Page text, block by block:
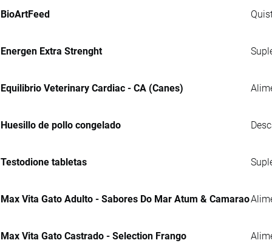
BioArtFeed
Energen Extra Strenght
Equilibrio Veterinary Cardiac - CA (Canes)
Huesillo de pollo congelado
Testodione tabletas
Max Vita Gato Adulto - Sabores Do Mar Atum & Camarao
Max Vita Gato Castrado - Selection Frango